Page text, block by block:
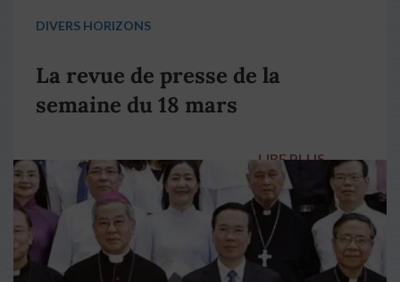
DIVERS HORIZONS
La revue de presse de la
semaine du 18 mars
LIRE PLUS →